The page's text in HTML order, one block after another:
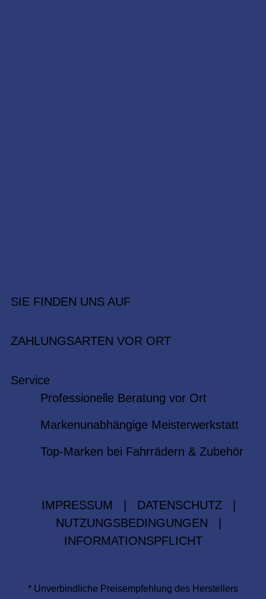
SIE FINDEN UNS AUF
ZAHLUNGSARTEN VOR ORT
Service
Professionelle Beratung vor Ort
Markenunabhängige Meisterwerkstatt
Top-Marken bei Fahrrädern & Zubehör
IMPRESSUM DATENSCHUTZ
NUTZUNGSBEDINGUNGEN
INFORMATIONSPFLICHT
* Unverbindliche Preisempfehlung des Herstellers